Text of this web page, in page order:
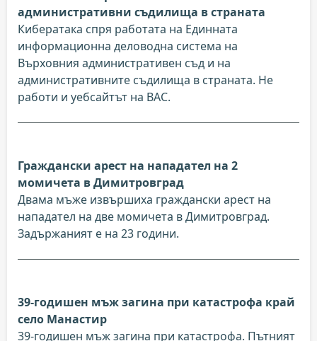
административни съдилища в страната
Кибератака спря работата на Единната
информационна деловодна система на
Върховния административен съд и на
административните съдилища в страната. Не
работи и уебсайтът на ВАС.
Граждански арест на нападател на 2
момичета в Димитровград
Двама мъже извършиха граждански арест на
нападател на две момичета в Димитровград.
Задържаният е на 23 години.
39-годишен мъж загина при катастрофа край
село Манастир
39-годишен мъж загина при катастрофа. Пътният